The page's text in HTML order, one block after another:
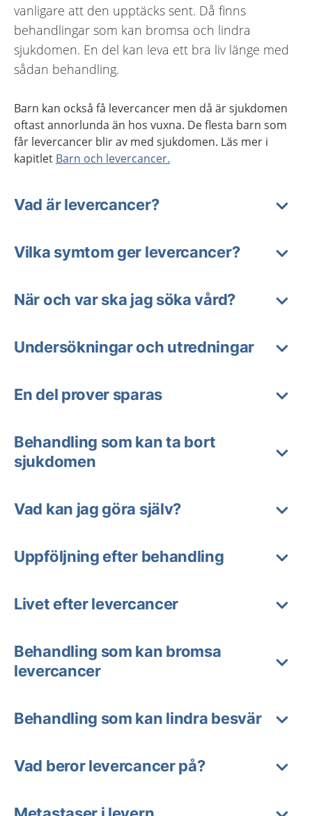
vanligare att den upptäcks sent. Då finns
behandlingar som kan bromsa och lindra
sjukdomen. En del kan leva ett bra liv länge med
sådan behandling.
Barn kan också få levercancer men då är sjukdomen
oftast annorlunda än hos vuxna. De flesta barn som
får levercancer blir av med sjukdomen. Läs mer i
kapitlet Barn och levercancer.
Vad är levercancer?
Vilka symtom ger levercancer?
När och var ska jag söka vård?
Undersökningar och utredningar
En del prover sparas
Behandling som kan ta bort
sjukdomen
Vad kan jag göra själv?
Uppföljning efter behandling
Livet efter levercancer
Behandling som kan bromsa
levercancer
Behandling som kan lindra besvär
Vad beror levercancer på?